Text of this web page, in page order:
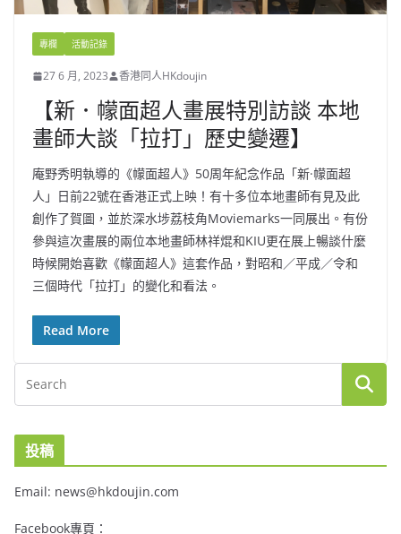
專欄 活動記錄
27 6 月, 2023 香港同人HKdoujin
【新．幪面超人畫展特別訪談 本地
畫師大談「拉打」歷史變遷】
庵野秀明執導的《幪面超人》50周年紀念作品「新·幪面超
人」日前22號在香港正式上映！有十多位本地畫師有見及此
創作了賀圖，並於深水埗荔枝角Moviemarks一同展出。有份
參與這次畫展的兩位本地畫師林祥焜和KIU更在展上暢談什麼
時候開始喜歡《幪面超人》這套作品，對昭和／平成／令和
三個時代「拉打」的變化和看法。
Read More
投稿
Email: news@hkdoujin.com
Facebook專頁：